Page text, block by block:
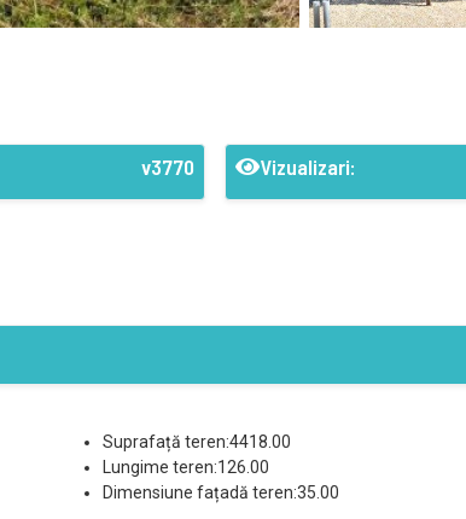
v3770 Vizualizari:
Suprafață teren:4418.00
Lungime teren:126.00
Dimensiune fațadă teren:35.00